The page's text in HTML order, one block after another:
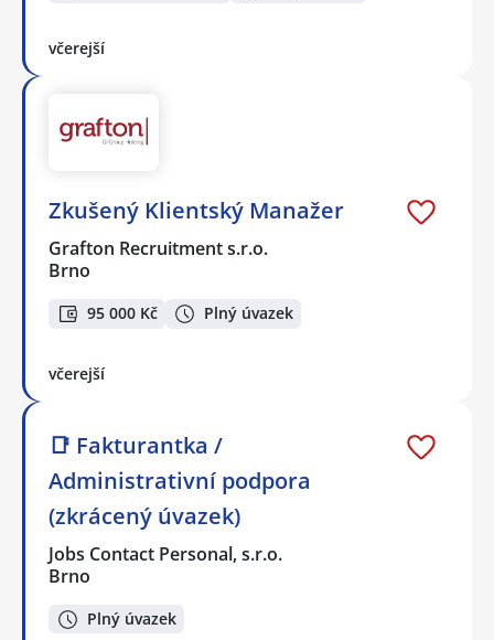
včerejší
Zkušený Klientský Manažer
Grafton Recruitment s.r.o.
Brno
95 000 Kč Plný úvazek
včerejší
📑 Fakturantka /
Administrativní podpora
(zkrácený úvazek)
Jobs Contact Personal, s.r.o.
Brno
Plný úvazek